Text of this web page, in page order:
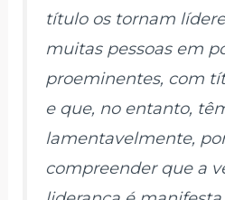
título os tornam
muitas pessoas em
proeminentes, com
e que, no entanto,
lamentavelmente,
compreender que a